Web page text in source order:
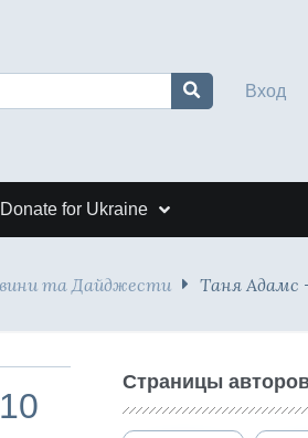
Вход
Donate for Ukraine
та Дайджести Таня Адамс
10
Страницы